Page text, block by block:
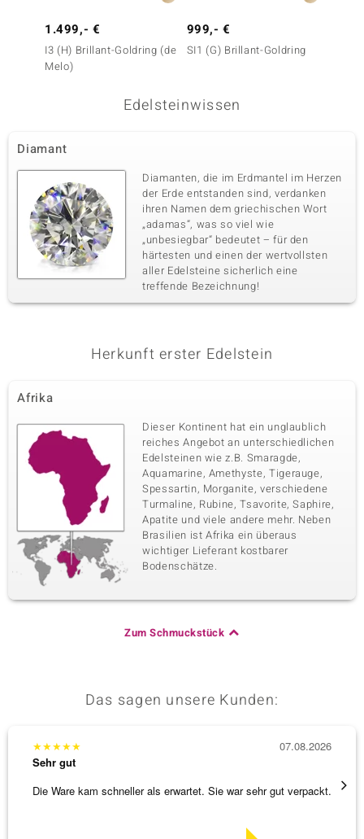
Karatgewicht Summe
0,135 ct
Schliff
Runder Brillantschliff
Fassung
1.499,- €
I3 (H) Brillant-Goldring (de
Melo)
999,- €
SI1 (G) Brillant-Goldring
Edelsteinwissen
Diamant
Diamanten, die im Erdmantel im Herzen
der Erde entstanden sind, verdanken
ihren Namen dem griechischen Wort
„adamas“, was so viel wie
„unbesiegbar“ bedeutet – für den
härtesten und einen der wertvollsten
aller Edelsteine sicherlich eine
treffende Bezeichnung!
Herkunft erster Edelstein
Afrika
Dieser Kontinent hat ein unglaublich
reiches Angebot an unterschiedlichen
Edelsteinen wie z.B. Smaragde,
Aquamarine, Amethyste, Tigerauge,
Spessartin, Morganite, verschiedene
Turmaline, Rubine, Tsavorite, Saphire,
Apatite und viele andere mehr. Neben
Brasilien ist Afrika ein überaus
wichtiger Lieferant kostbarer
Bodenschätze.
Zum Schmuckstück
Das sagen unsere Kunden:
★★★★★
Sehr gut
Die Ware kam schneller als erwartet. Sie war sehr gut verpackt.
07.08.2026
Eine